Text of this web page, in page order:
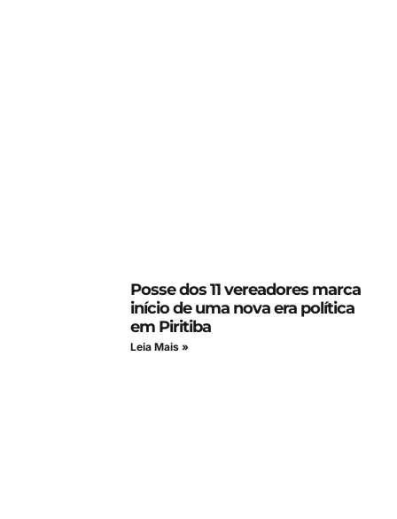
Posse dos 11 vereadores marca
início de uma nova era política
em Piritiba
Leia Mais »